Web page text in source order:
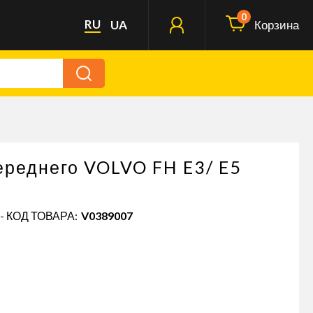
RU UA
0
Корзина
VOLVO FH E3/ E5
КОД ТОВАРА: V0389007